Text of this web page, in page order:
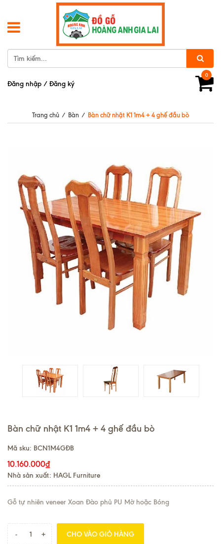
0
Đăng nhập / Đăng ký
Trang chủ / Bàn / Bàn chữ nhật K1 1m4 + 4 ghế đầu bò
Bàn chữ nhật K1 1m4 + 4 ghế đầu bò
Mã sku: BCN1M4GÐB
10.160.000₫
Nhà sản xuất: HAGL Furniture
Gỗ tự nhiên veneer Xoan Đào phủ PU Mờ hoặc Bóng
- + CHO VÀO GIỎ HÀNG